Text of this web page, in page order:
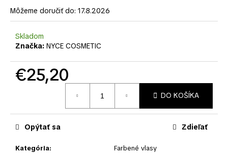
Môžeme doručiť do: 17.8.2026
Skladom
Značka: NYCE COSMETIC
€25,20
DO KOŠÍKA
Kategória:
Farbené vlasy
Opýtať sa Zdieľať
č
a
m
e